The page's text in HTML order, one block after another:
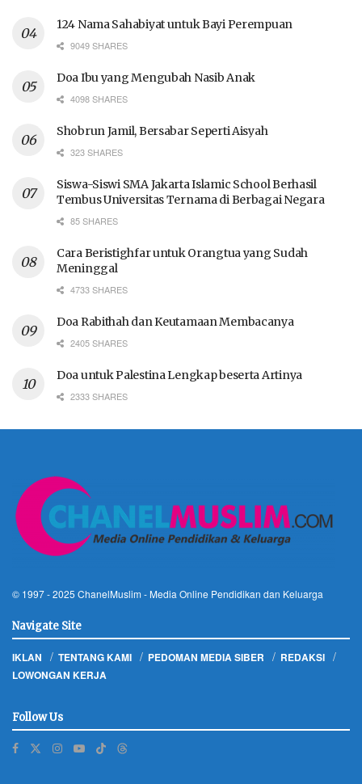
124 Nama Sahabiyat untuk Bayi Perempuan
9049 SHARES
Doa Ibu yang Mengubah Nasib Anak
4098 SHARES
Shobrun Jamil, Bersabar Seperti Aisyah
323 SHARES
Siswa-Siswi SMA Jakarta Islamic School Berhasil
Tembus Universitas Ternama di Berbagai Negara
85 SHARES
Cara Beristighfar untuk Orangtua yang Sudah
Meninggal
4733 SHARES
Doa Rabithah dan Keutamaan Membacanya
2405 SHARES
Doa untuk Palestina Lengkap beserta Artinya
2333 SHARES
© 1997 - 2025 ChanelMuslim - Media Online Pendidikan dan Keluarga
Navigate Site
IKLAN TENTANG KAMI PEDOMAN MEDIA SIBER
REDAKSI
LOWONGAN KERJA
Follow Us